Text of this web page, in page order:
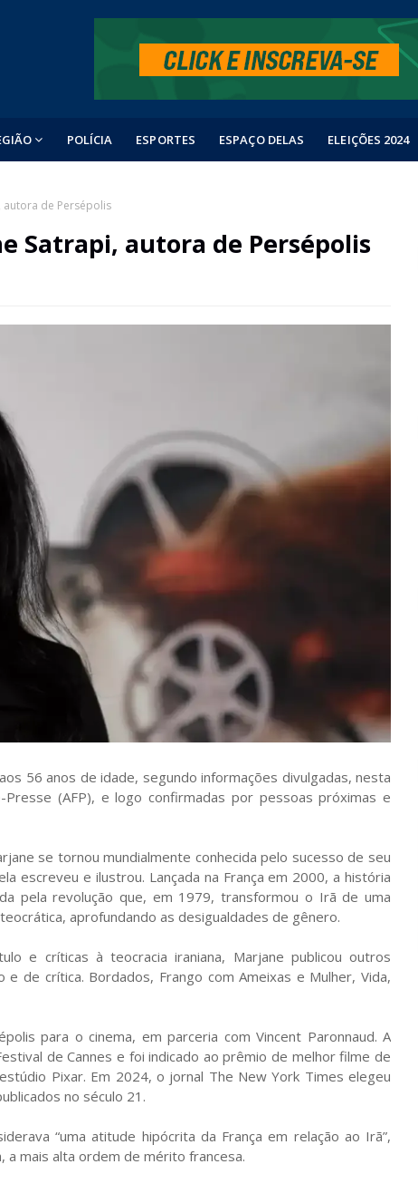
POLÍCIA ESPORTES ESPAÇO DELAS ELEIÇÕES 2024
autora de Persépolis
Satrapi, autora de Persépolis
56 anos de idade, segundo informações divulgadas, nesta
(AFP), e logo confirmadas por pessoas próximas e
se tornou mundialmente conhecida pelo sucesso de seu
escreveu e ilustrou. Lançada na França em 2000, a história
pela revolução que, em 1979, transformou o Irã de uma
aprofundando as desigualdades de gênero.
e críticas à teocracia iraniana, Marjane publicou outros
de crítica. Bordados, Frango com Ameixas e Mulher, Vida,
para o cinema, em parceria com Vincent Paronnaud. A
de Cannes e foi indicado ao prêmio de melhor filme de
Pixar. Em 2024, o jornal The New York Times elegeu
no século 21.
“uma atitude hipócrita da França em relação ao Irã”,
a mais alta ordem de mérito francesa.